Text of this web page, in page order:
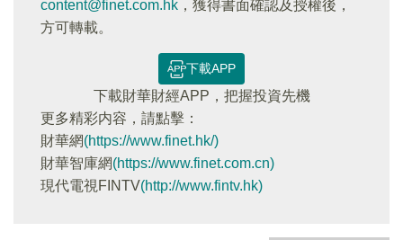
content@finet.com.hk ，獲得書面確認及授權後，
方可轉載。
下載APP
下載財華財經APP，把握投資先機
更多精彩内容，請點擊：
財華網(https://www.finet.hk/)
財華智庫網(https://www.finet.com.cn)
現代電視FINTV(http://www.fintv.hk)